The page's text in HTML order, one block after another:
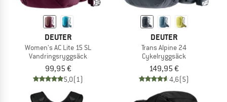
DEUTER
Women's AC Lite 15 SL
Vandringsryggsäck
99,95 €
5,0(1)
DEUTER
Trans Alpine 24
Cykelryggsäck
149,95 €
4,6(5)